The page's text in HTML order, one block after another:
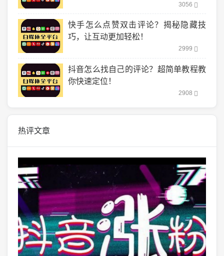
3056
快手怎么点赞双击评论？揭秘隐藏技
巧，让互动更加轻松！
2999
抖音怎么找自己的评论？超简单教程教
你快速定位！
2908
热评文章